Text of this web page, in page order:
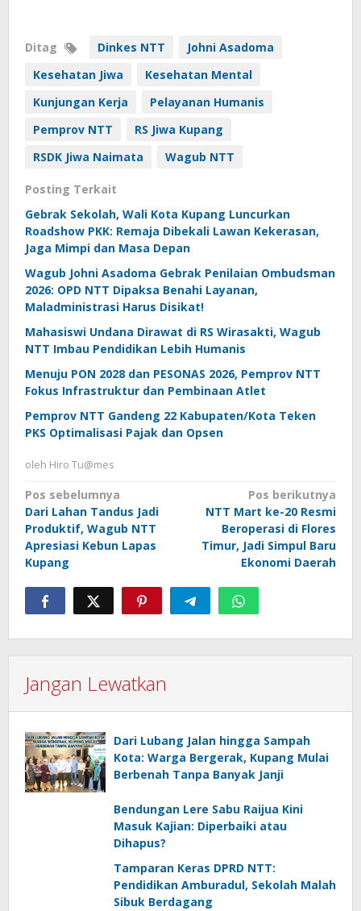
Ditag Dinkes NTT
Johni Asadoma
Kesehatan Jiwa
Kesehatan Mental
Kunjungan Kerja
Pelayanan Humanis
Pemprov NTT
RS Jiwa Kupang
RSDK Jiwa Naimata
Wagub NTT
Posting Terkait
Gebrak Sekolah, Wali Kota Kupang Luncurkan
Roadshow PKK: Remaja Dibekali Lawan Kekerasan,
Jaga Mimpi dan Masa Depan
Wagub Johni Asadoma Gebrak Penilaian Ombudsman
2026: OPD NTT Dipaksa Benahi Layanan,
Maladministrasi Harus Disikat!
Mahasiswi Undana Dirawat di RS Wirasakti, Wagub
NTT Imbau Pendidikan Lebih Humanis
Menuju PON 2028 dan PESONAS 2026, Pemprov NTT
Fokus Infrastruktur dan Pembinaan Atlet
Pemprov NTT Gandeng 22 Kabupaten/Kota Teken
PKS Optimalisasi Pajak dan Opsen
oleh Hiro Tu@mes
Navigasi
pos
Pos sebelumnya
Dari Lahan Tandus Jadi
Produktif, Wagub NTT
Apresiasi Kebun Lapas
Kupang
Pos berikutnya
NTT Mart ke-20 Resmi
Beroperasi di Flores
Timur, Jadi Simpul Baru
Ekonomi Daerah
Jangan Lewatkan
Dari Lubang Jalan hingga Sampah
Kota: Warga Bergerak, Kupang Mulai
Berbenah Tanpa Banyak Janji
Bendungan Lere Sabu Raijua Kini
Masuk Kajian: Diperbaiki atau
Dihapus?
Tamparan Keras DPRD NTT:
Pendidikan Amburadul, Sekolah Malah
Sibuk Berdagang